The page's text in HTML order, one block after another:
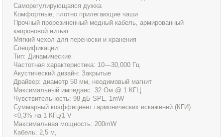
Саморегулирующаяся дужка
Комфортные, плотно прилегающие чаши
Прочный прорезиненный медный кабель, армированный
капроновой нитью
Мягкий чехол для переноски и хранения
Спецификации:
Тип: Динамические
Частотная характеристика: 10—30,000 Гц
Акустический дизайн: Закрытые
Драйвер: диаметр 50 мм, неодимовый магнит
Максимальный импеданс: 32 Ом @ 1 КГЦ
Чувствительность: 98 дБ SPL, 1mW
Суммарный коэффициент гармонических искажений (КГИ):
<0,3% на 1 КГц/1 V
Максимальная мощность: 200mW
Кабель: 2,5 м,